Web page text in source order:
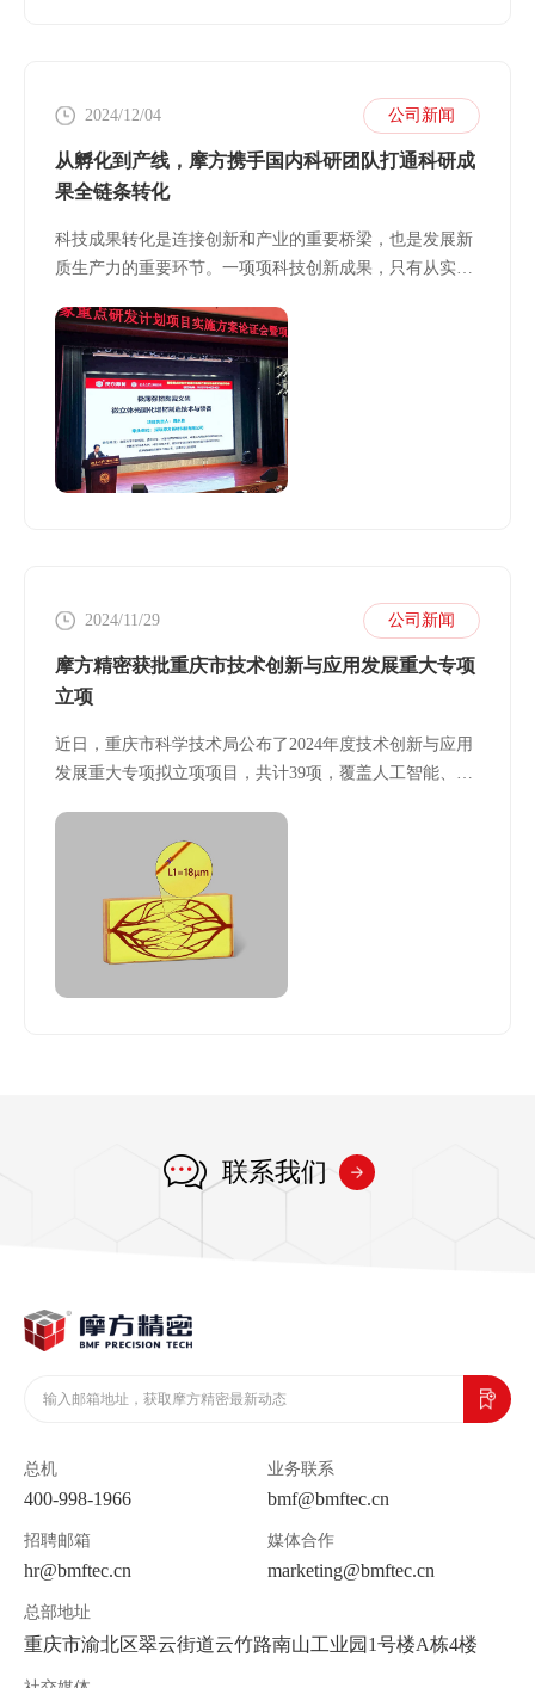
2024/12/04 公司新闻
从孵化到产线，摩方携手国内科研团队打通科研成
果全链条转化
科技成果转化是连接创新和产业的重要桥梁，也是发展新
质生产力的重要环节。一项项科技创新成果，只有从实验
创新价值。
2024/11/29 公司新闻
摩方精密获批重庆市技术创新与应用发展重大专项
立项
近日，重庆市科学技术局公布了2024年度技术创新与应用
发展重大专项拟立项项目，共计39项，覆盖人工智能、高
联系我们
总机
400-998-1966
业务联系
bmf@bmftec.cn
招聘邮箱
hr@bmftec.cn
媒体合作
marketing@bmftec.cn
总部地址
重庆市渝北区翠云街道云竹路南山工业园1号楼A栋4楼